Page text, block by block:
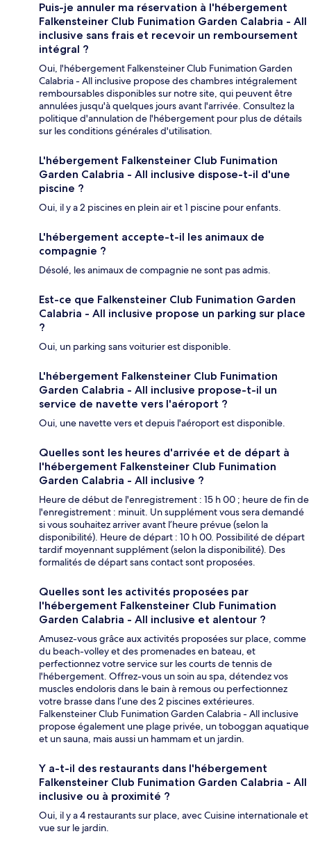
Puis-je annuler ma réservation à l'hébergement
Falkensteiner Club Funimation Garden Calabria - All
inclusive sans frais et recevoir un remboursement
intégral ?
Oui, l'hébergement Falkensteiner Club Funimation Garden
Calabria - All inclusive propose des chambres intégralement
remboursables disponibles sur notre site, qui peuvent être
annulées jusqu'à quelques jours avant l'arrivée. Consultez la
politique d'annulation de l'hébergement pour plus de détails
sur les conditions générales d'utilisation.
L'hébergement Falkensteiner Club Funimation
Garden Calabria - All inclusive dispose-t-il d'une
piscine ?
Oui, il y a 2 piscines en plein air et 1 piscine pour enfants.
L'hébergement accepte-t-il les animaux de
compagnie ?
Désolé, les animaux de compagnie ne sont pas admis.
Est-ce que Falkensteiner Club Funimation Garden
Calabria - All inclusive propose un parking sur place
?
Oui, un parking sans voiturier est disponible.
L'hébergement Falkensteiner Club Funimation
Garden Calabria - All inclusive propose-t-il un
service de navette vers l'aéroport ?
Oui, une navette vers et depuis l'aéroport est disponible.
Quelles sont les heures d'arrivée et de départ à
l'hébergement Falkensteiner Club Funimation
Garden Calabria - All inclusive ?
Heure de début de l'enregistrement : 15 h 00 ; heure de fin de
l'enregistrement : minuit. Un supplément vous sera demandé
si vous souhaitez arriver avant l’heure prévue (selon la
disponibilité). Heure de départ : 10 h 00. Possibilité de départ
tardif moyennant supplément (selon la disponibilité). Des
formalités de départ sans contact sont proposées.
Quelles sont les activités proposées par
l'hébergement Falkensteiner Club Funimation
Garden Calabria - All inclusive et alentour ?
Amusez-vous grâce aux activités proposées sur place, comme
du beach-volley et des promenades en bateau, et
perfectionnez votre service sur les courts de tennis de
l'hébergement. Offrez-vous un soin au spa, détendez vos
muscles endoloris dans le bain à remous ou perfectionnez
votre brasse dans l’une des 2 piscines extérieures.
Falkensteiner Club Funimation Garden Calabria - All inclusive
propose également une plage privée, un toboggan aquatique
et un sauna, mais aussi un hammam et un jardin.
Y a-t-il des restaurants dans l'hébergement
Falkensteiner Club Funimation Garden Calabria - All
inclusive ou à proximité ?
Oui, il y a 4 restaurants sur place, avec Cuisine internationale et
vue sur le jardin.